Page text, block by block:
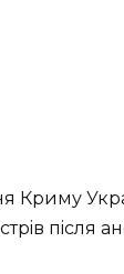
Кpиму
пicля